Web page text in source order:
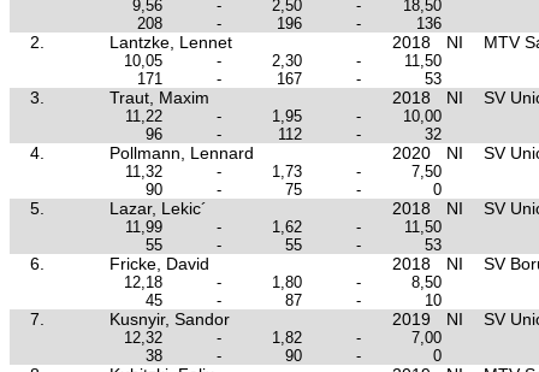
9,56 - 2,50 -
18,50
208
- 196 - 136
2. Lantzke, Lennet 2018 NI MTV
10,05 - 2,30 -
11,50
171
- 167 - 53
3. Traut, Maxim 2018 NI SV
11,22 - 1,95 -
10,00
96
- 112 - 32
4. Pollmann, Lennard 2020 NI SV
11,32 - 1,73 -
7,50
90
- 75 - 0
5. Lazar, Lekic´ 2018 NI SV
11,99 - 1,62 -
11,50
55
- 55 - 53
6. Fricke, David 2018 NI SV
12,18 - 1,80 -
8,50
45
- 87 - 10
7. Kusnyir, Sandor 2019 NI SV
12,32 - 1,82 -
7,00
38
- 90 - 0